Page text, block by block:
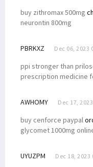
buy zithromax 500mg
neurontin 800mg
PBRKXZ Dec 06, 2023
ppi stronger than
prescription medicine
AWHOMY Dec 17,
buy cenforce paypal
glycomet 1000mg
UYUZPM Dec 18, 2023